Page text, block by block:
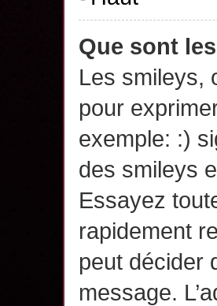
Que sont
Les smileys,
pour
exemple: :)
des smileys
Essayez
rapidement
peut décider
message.